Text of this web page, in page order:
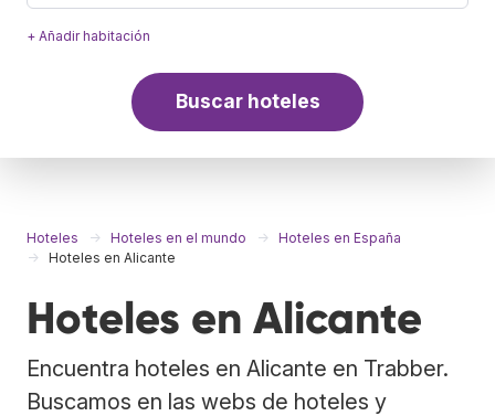
+ Añadir habitación
Buscar hoteles
Hoteles Hoteles en el mundo
Hoteles en España
Hoteles en Alicante
Hoteles en Alicante
Encuentra hoteles en Alicante en Trabber.
Buscamos en las webs de hoteles y